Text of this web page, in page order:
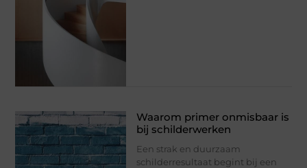
Waarom primer onmisbaar is
bij schilderwerken
Een strak en duurzaam
schilderresultaat begint bij een